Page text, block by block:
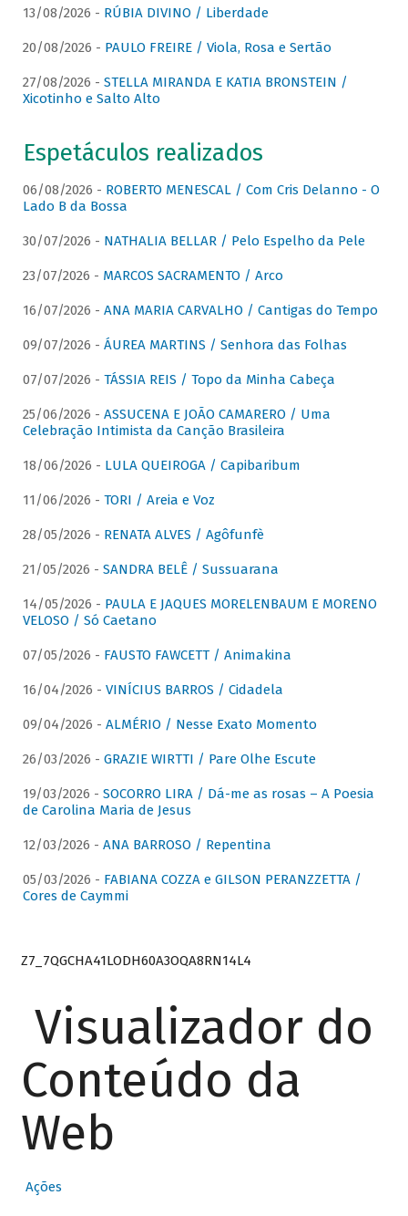
13/08/2026 - RÚBIA DIVINO / Liberdade
20/08/2026 - PAULO FREIRE / Viola, Rosa e Sertão
27/08/2026 - STELLA MIRANDA E KATIA BRONSTEIN /
Xicotinho e Salto Alto
Espetáculos realizados
06/08/2026 - ROBERTO MENESCAL / Com Cris Delanno - O
Lado B da Bossa
30/07/2026 - NATHALIA BELLAR / Pelo Espelho da Pele
23/07/2026 - MARCOS SACRAMENTO / Arco
16/07/2026 - ANA MARIA CARVALHO / Cantigas do Tempo
09/07/2026 - ÁUREA MARTINS / Senhora das Folhas
07/07/2026 - TÁSSIA REIS / Topo da Minha Cabeça
25/06/2026 - ASSUCENA E JOÃO CAMARERO / Uma
Celebração Intimista da Canção Brasileira
18/06/2026 - LULA QUEIROGA / Capibaribum
11/06/2026 - TORI / Areia e Voz
28/05/2026 - RENATA ALVES / Agôfunfè
21/05/2026 - SANDRA BELÊ / Sussuarana
14/05/2026 - PAULA E JAQUES MORELENBAUM E MORENO
VELOSO / Só Caetano
07/05/2026 - FAUSTO FAWCETT / Animakina
16/04/2026 - VINÍCIUS BARROS / Cidadela
09/04/2026 - ALMÉRIO / Nesse Exato Momento
26/03/2026 - GRAZIE WIRTTI / Pare Olhe Escute
19/03/2026 - SOCORRO LIRA / Dá-me as rosas – A Poesia
de Carolina Maria de Jesus
12/03/2026 - ANA BARROSO / Repentina
05/03/2026 - FABIANA COZZA e GILSON PERANZZETTA /
Cores de Caymmi
Z7_7QGCHA41LODH60A3OQA8RN14L4
Visualizador do
Conteúdo da
Web
Ações